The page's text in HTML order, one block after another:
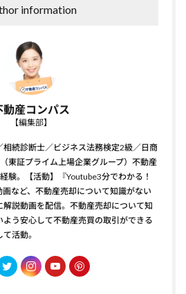
information
動産コンパス
【編集部】
相続診断士／ビジネス法務検定2級／日商
東証プライム上場企業グループ）不動産
験。【活動】『Youtube3分でわかる！
など、不動産売却について知識がない
説動画を配信。不動産売却について知
う安心して不動産売買の取引ができる
活動。